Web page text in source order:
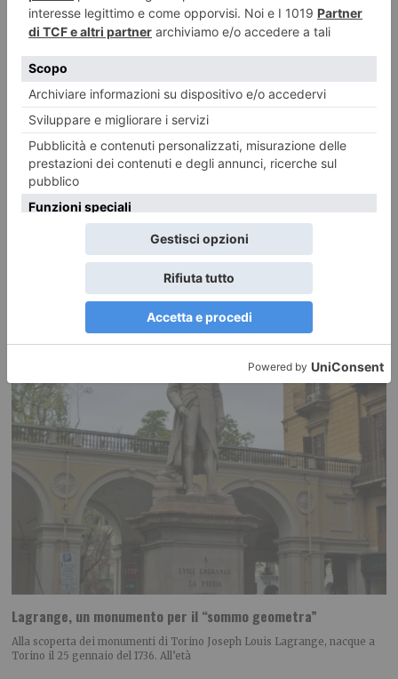
Wall Drawing, l’opera d’arte nelle Langhe firmata David
A Coazzolo, piccolissimo comune in provincia di Asti, sorge una piccola
chiesa costruita alla fine del
Lagrange, un monumento per il “sommo geometra”
Alla scoperta dei monumenti di Torino Joseph Louis Lagrange, nacque a
Torino il 25 gennaio del 1736. All’età